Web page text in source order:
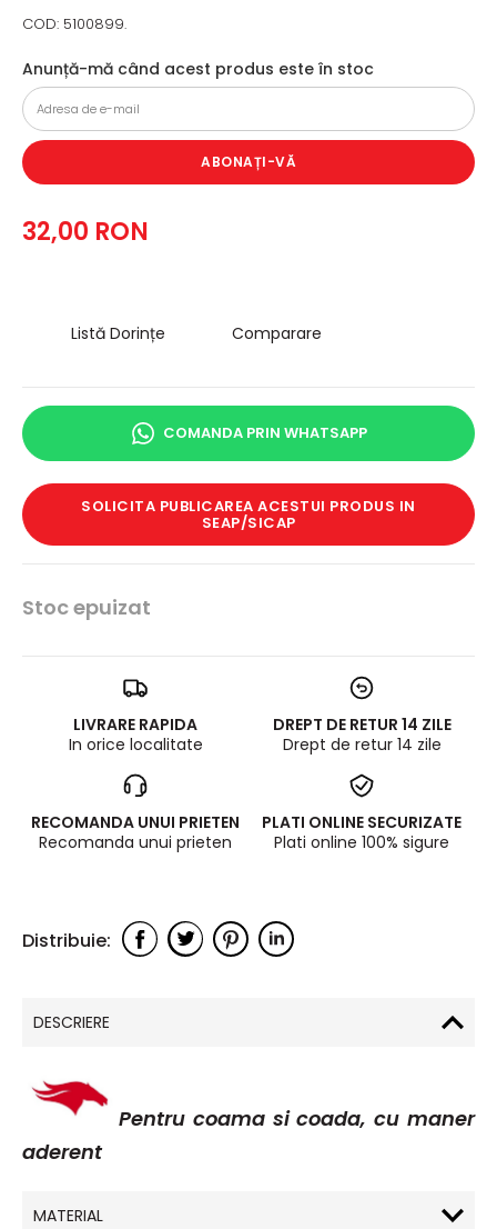
COD: 5100899.
Anunță-mă când acest produs este în stoc
ABONAȚI-VĂ
32,00 RON
Listă Dorințe Comparare
COMANDA PRIN WHATSAPP
SOLICITA PUBLICAREA ACESTUI PRODUS IN
SEAP/SICAP
Stoc epuizat
LIVRARE RAPIDA
In orice localitate
DREPT DE RETUR 14 ZILE
Drept de retur 14 zile
RECOMANDA UNUI PRIETEN
Recomanda unui prieten
PLATI ONLINE SECURIZATE
Plati online 100% sigure
DESCRIERE
Pentru coama si coada, cu maner
aderent
MATERIAL